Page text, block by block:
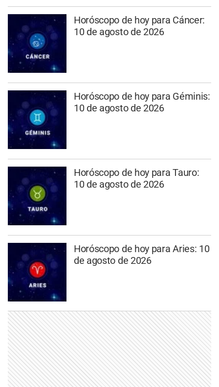
Horóscopo de hoy para Cáncer:
10 de agosto de 2026
Horóscopo de hoy para Géminis:
10 de agosto de 2026
Horóscopo de hoy para Tauro:
10 de agosto de 2026
Horóscopo de hoy para Aries: 10
de agosto de 2026